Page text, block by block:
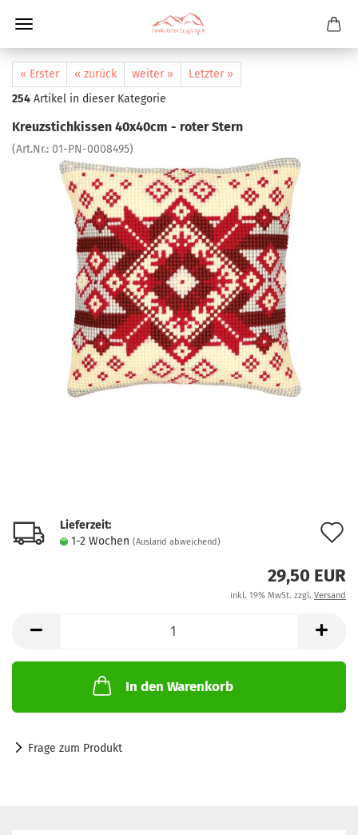
« Erster « zurück weiter »
Letzter »
254 Artikel in dieser Kategorie
Kreuzstichkissen 40x40cm - roter Stern
(Art.Nr.: 01-PN-0008495)
Lieferzeit:
1-2 Wochen (Ausland abweichend)
29,50 EUR
inkl. 19% MwSt. zzgl. Versand
In den Warenkorb
Frage zum Produkt